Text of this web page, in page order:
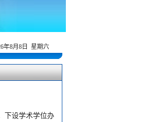
年8月8日 星期六
下设学术学位办